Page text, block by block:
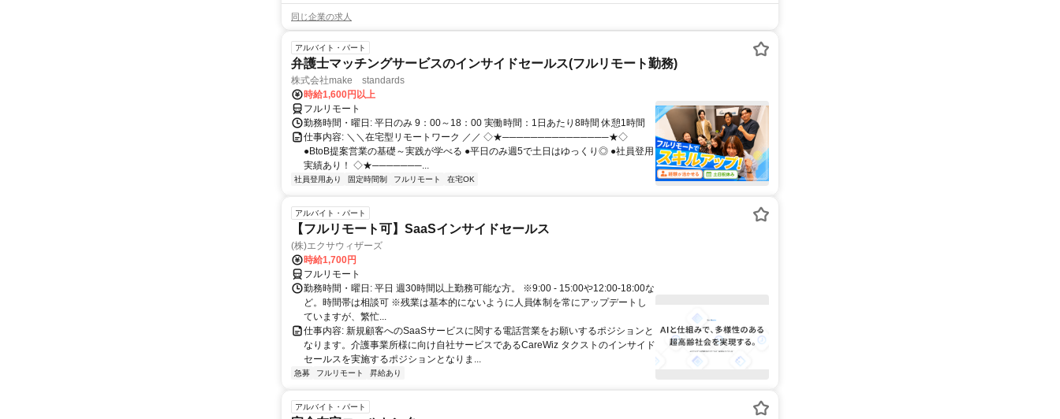
同じ企業の求人
アルバイト・パート
弁護士マッチングサービスのインサイドセールス(フルリモート勤務)
株式会社make standards
時給1,600円以上
フルリモート
勤務時間・曜日: 平日のみ 9：00～18：00 実働時間：1日あたり8時間 休憩1時間
仕事内容: ＼＼在宅型リモートワーク ／／ ◇★───────────────★◇
●BtoB提案営業の基礎～実践が学べる ●平日のみ週5で土日はゆっくり◎ ●社員登用
実績あり！ ◇★───────...
社員登用あり 固定時間制 フルリモート 在宅OK
アルバイト・パート
【フルリモート可】SaaSインサイドセールス
(株)エクサウィザーズ
時給1,700円
フルリモート
勤務時間・曜日: 平日 週30時間以上勤務可能な方。 ※9:00 - 15:00や12:00-18:00な
ど。時間帯は相談可 ※残業は基本的にないように人員体制を常にアップデートし
ていますが、繁忙...
仕事内容: 新規顧客へのSaaSサービスに関する電話営業をお願いするポジションと
なります。介護事業所様に向け自社サービスであるCareWiz タクストのインサイド
セールスを実施するポジションとなりま...
急募 フルリモート 昇給あり
アルバイト・パート